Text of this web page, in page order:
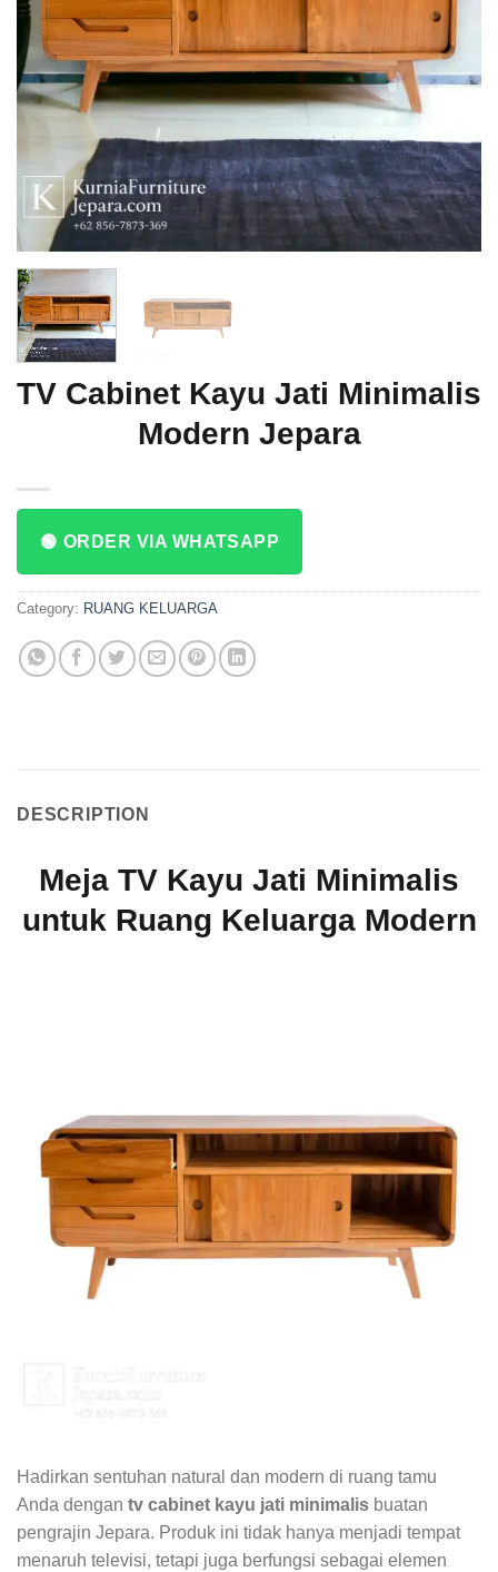
TV Cabinet Kayu Jati Minimalis
Modern Jepara
🟢 ORDER VIA WHATSAPP
Category: RUANG KELUARGA
DESCRIPTION
Meja TV Kayu Jati Minimalis
untuk Ruang Keluarga Modern
Hadirkan sentuhan natural dan modern di ruang tamu
Anda dengan tv cabinet kayu jati minimalis buatan
pengrajin Jepara. Produk ini tidak hanya menjadi tempat
menaruh televisi, tetapi juga berfungsi sebagai elemen